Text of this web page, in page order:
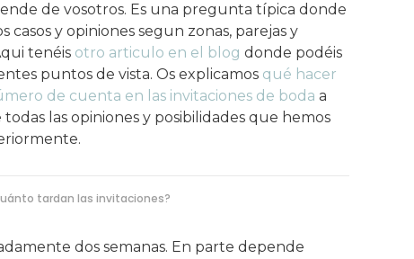
de vosotros. Es una pregunta típica donde
casos y opiniones segun zonas, parejas y
tenéis otro articulo en el blog donde podéis
puntos de vista. Os explicamos qué hacer
de cuenta en las invitaciones de boda a
todas las opiniones y posibilidades que hemos
tardan las invitaciones?
dos semanas. En parte depende